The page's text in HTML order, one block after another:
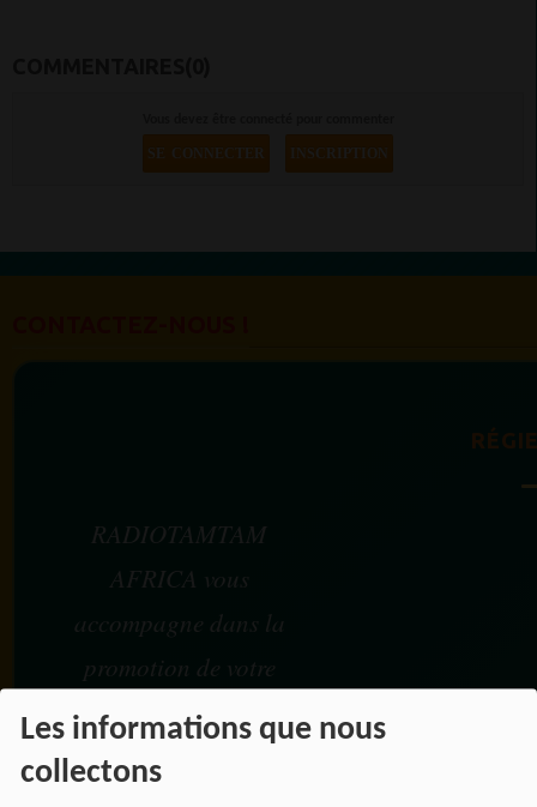
Les informations que nous
collectons
SE CONNECTER INSCRIPTION
RADIOTAMTAM
AFRICA vous
accompagne dans la
promotion de votre
marque, de vos
événements et de vos